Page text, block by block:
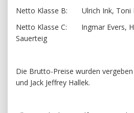
Netto Klasse B: Ulrich Ink, Toni
Netto Klasse C: Ingmar Evers,
Sauerteig
Die Brutto-Preise wurden
und Jack Jeffrey Hallek.